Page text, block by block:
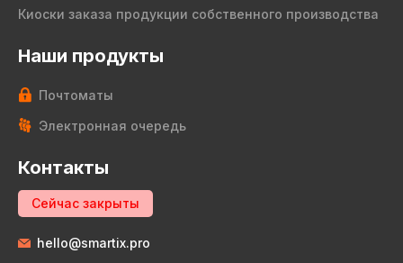
Киоски заказа продукции собственного производства
Наши продукты
Почтоматы
Электронная очередь
Контакты
Сейчас закрыты
hello@smartix.pro